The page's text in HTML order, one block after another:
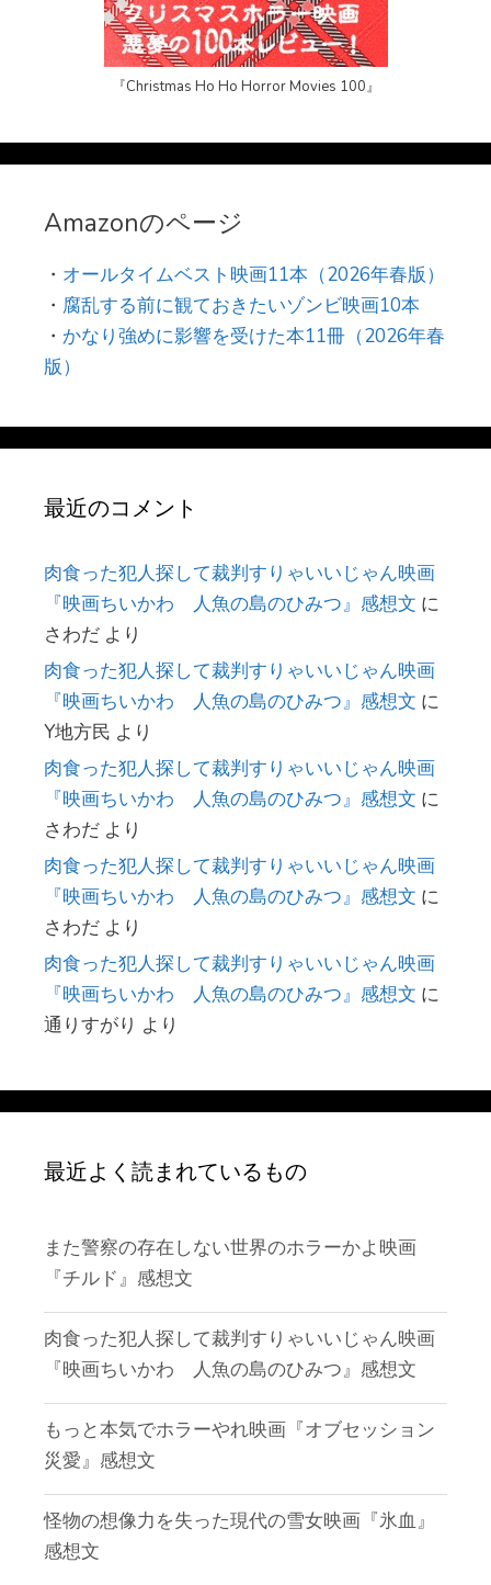
『Christmas Ho Ho Horror Movies 100』
Amazonのページ
・ オールタイムベスト映画11本（2026年春版）
・ 腐乱する前に観ておきたいゾンビ映画10本
・ かなり強めに影響を受けた本11冊（2026年春
版）
最近のコメント
肉食った犯人探して裁判すりゃいいじゃん映画
『映画ちいかわ 人魚の島のひみつ』感想文 に
さわだ より
肉食った犯人探して裁判すりゃいいじゃん映画
『映画ちいかわ 人魚の島のひみつ』感想文 に
Y地方民 より
肉食った犯人探して裁判すりゃいいじゃん映画
『映画ちいかわ 人魚の島のひみつ』感想文 に
さわだ より
肉食った犯人探して裁判すりゃいいじゃん映画
『映画ちいかわ 人魚の島のひみつ』感想文 に
さわだ より
肉食った犯人探して裁判すりゃいいじゃん映画
『映画ちいかわ 人魚の島のひみつ』感想文 に
通りすがり より
最近よく読まれているもの
また警察の存在しない世界のホラーかよ映画
『チルド』感想文
肉食った犯人探して裁判すりゃいいじゃん映画
『映画ちいかわ 人魚の島のひみつ』感想文
もっと本気でホラーやれ映画『オブセッション
災愛』感想文
怪物の想像力を失った現代の雪女映画『氷血』
感想文